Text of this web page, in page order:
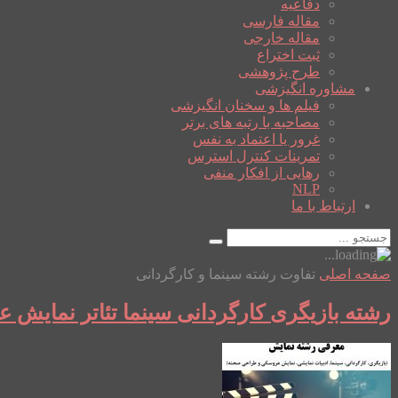
دفاعیه
مقاله فارسی
مقاله خارجی
ثبت اختراع
طرح پژوهشی
مشاوره انگیزشی
فیلم ها و سخنان انگیزشی
مصاحبه با رتبه های برتر
غرور یا اعتماد به نفس
تمرینات کنترل استرس
رهایی از افکار منفی
NLP
ارتباط با ما
صفحه اصلی تفاوت رشته سینما و کارگردانی
رشته بازیگری کارگردانی سینما تئاتر